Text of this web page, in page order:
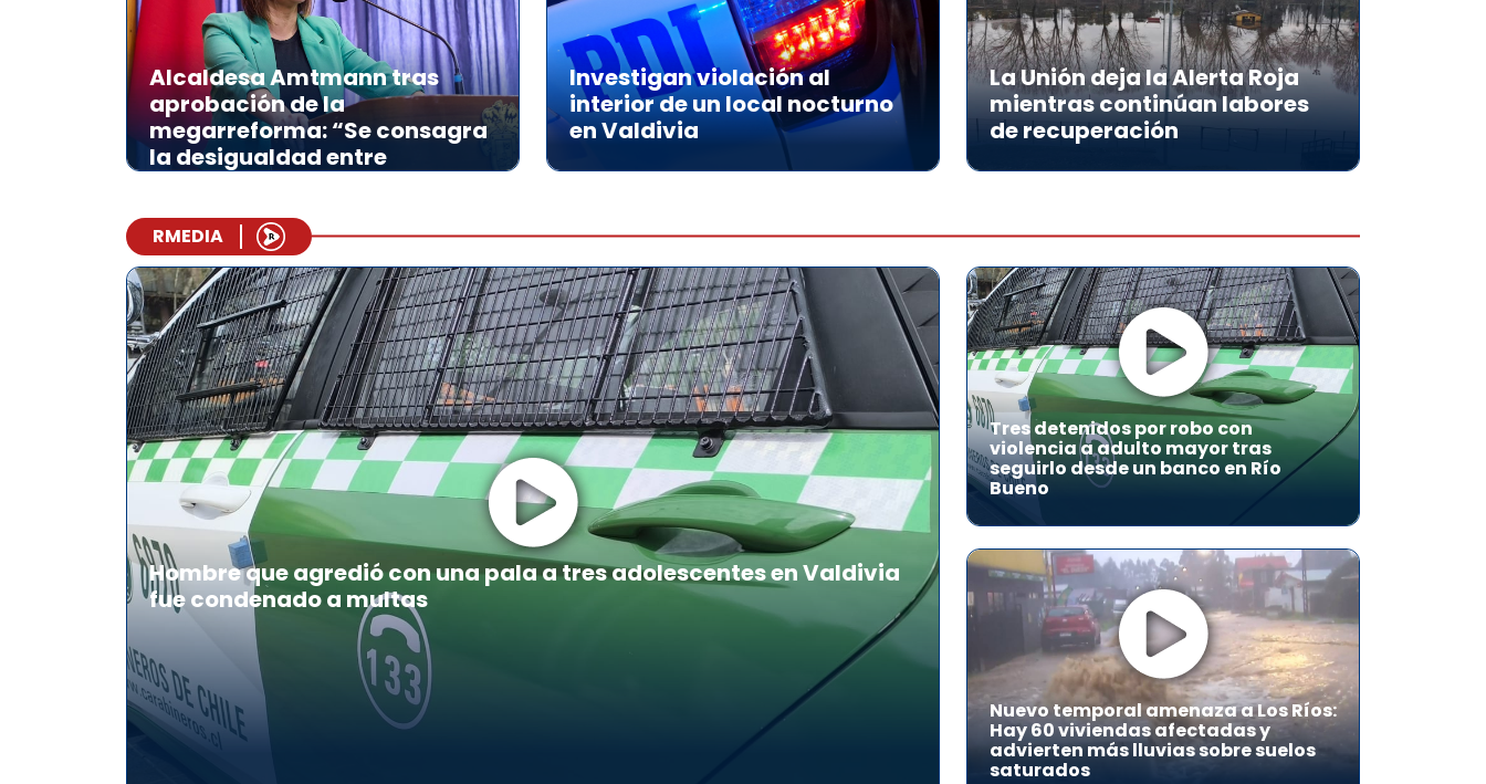
Alcaldesa Amtmann tras
aprobación de la
megarreforma: “Se consagra
la desigualdad entre
Investigan violación al
interior de un local nocturno
en Valdivia
La Unión deja la Alerta Roja
mientras continúan labores
de recuperación
RMEDIA
Hombre que agredió con una pala a tres adolescentes en Valdivia
fue condenado a multas
Tres detenidos por robo con
violencia a adulto mayor tras
seguirlo desde un banco en Río
Bueno
Nuevo temporal amenaza a Los Ríos:
Hay 60 viviendas afectadas y
advierten más lluvias sobre suelos
saturados